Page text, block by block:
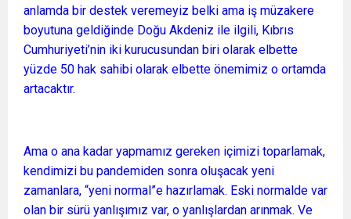
anlamda bir destek veremeyiz belki ama iş müzakere
boyutuna geldiğinde Doğu Akdeniz ile ilgili, Kıbrıs
Cumhuriyeti’nin iki kurucusundan biri olarak elbette
yüzde 50 hak sahibi olarak elbette önemimiz o ortamda
artacaktır.
Ama o ana kadar yapmamız gereken içimizi toparlamak,
kendimizi bu pandemiden sonra oluşacak yeni
zamanlara, “yeni normal”e hazırlamak. Eski normalde var
olan bir sürü yanlışımız var, o yanlışlardan arınmak. Ve